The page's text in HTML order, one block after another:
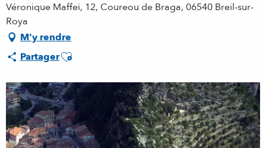
Véronique Maffei, 12, Coureou de Braga, 06540 Breil-sur-
Roya
M'y rendre
PartagerAjouter aux favoris